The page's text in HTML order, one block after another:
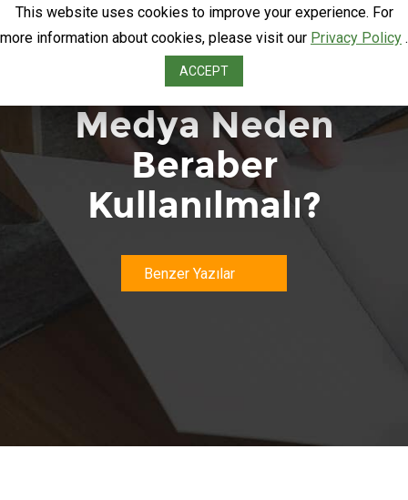
Email ve Sosyal
Medya Neden
Beraber
Kullanılmalı?
Benzer Yazılar
This website uses cookies to improve your experience. For
more information about cookies, please visit our Privacy Policy .
ACCEPT